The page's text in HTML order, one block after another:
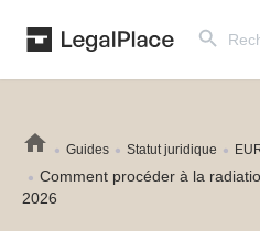
for:
Guides Statut juridique
Comment procéder à la
2026